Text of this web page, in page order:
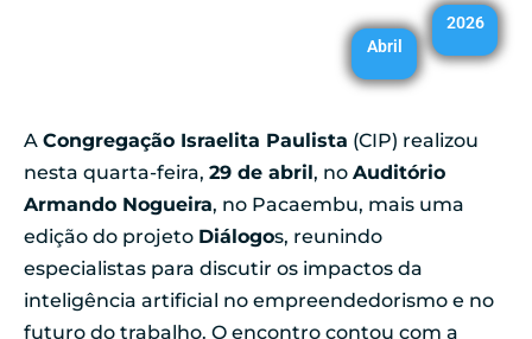
Abril
2026
A Congregação Israelita Paulista (CIP) realizou
nesta quarta-feira, 29 de abril, no Auditório
Armando Nogueira, no Pacaembu, mais uma
edição do projeto Diálogos, reunindo
especialistas para discutir os impactos da
inteligência artificial no empreendedorismo e no
futuro do trabalho. O encontro contou com a